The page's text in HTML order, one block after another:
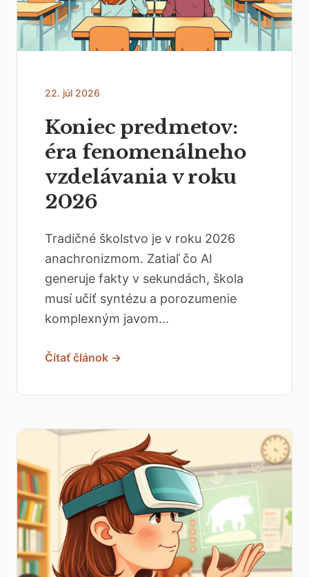
22. júl 2026
Koniec predmetov:
éra fenomenálneho
vzdelávania v roku
2026
Tradičné školstvo je v roku 2026
anachronizmom. Zatiaľ čo AI
generuje fakty v sekundách, škola
musí učiť syntézu a porozumenie
komplexným javom...
Čítať článok →